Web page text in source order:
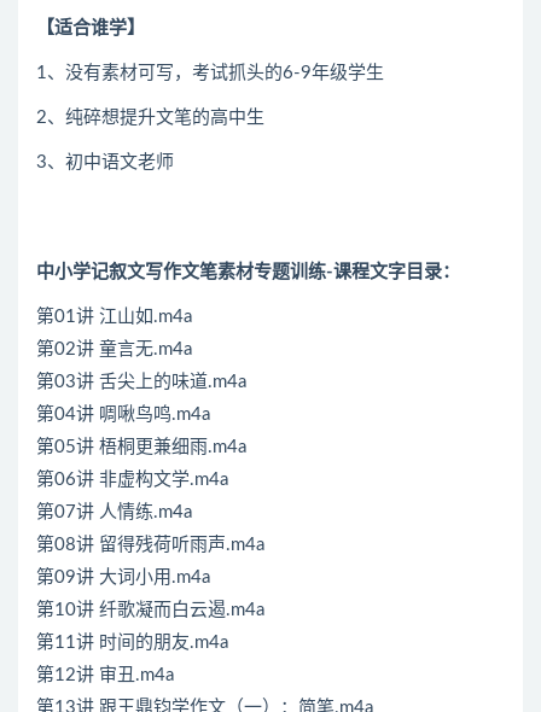
【适合谁学】
1、没有素材可写，考试抓头的6-9年级学生
2、纯碎想提升文笔的高中生
3、初中语文老师
中小学记叙文写作文笔素材专题训练-课程文字目录：
第01讲 江山如.m4a
第02讲 童言无.m4a
第03讲 舌尖上的味道.m4a
第04讲 啁啾鸟鸣.m4a
第05讲 梧桐更兼细雨.m4a
第06讲 非虚构文学.m4a
第07讲 人情练.m4a
第08讲 留得残荷听雨声.m4a
第09讲 大词小用.m4a
第10讲 纤歌凝而白云遏.m4a
第11讲 时间的朋友.m4a
第12讲 审丑.m4a
第13讲 跟王鼎钧学作文（一）：简笔.m4a